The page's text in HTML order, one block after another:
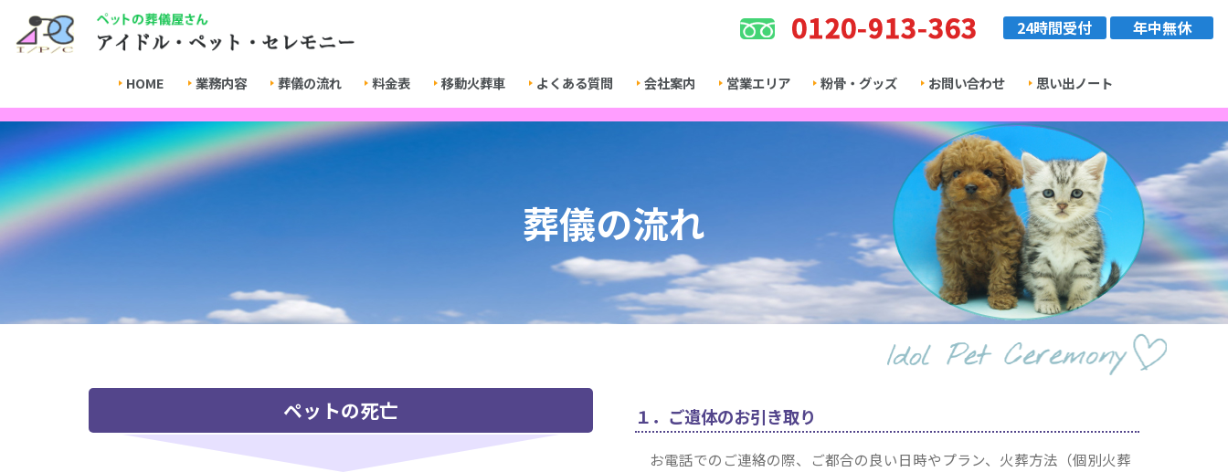
HOME 業務内容 葬儀の流れ 料金表 移動火葬車 よくある質問 会社案内 営業エリア 粉骨・グッズ お問い合わせ 思い出ノート
24時間受付 年中無休
葬儀の流れ
ペットの死亡 １．ご遺体のお引き取り
お電話でのご連絡の際、ご都合の良い日時やプラン、火葬方法（個別火葬